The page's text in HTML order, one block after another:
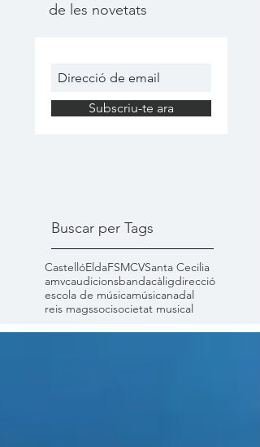
de les novetats
Subscriu-te ara
Buscar per Tags
CastellóEldaFSMCVSanta Cecilia
amvcaudicionsbandacàligdirecció
escola de músicamúsicanadal
reis magssocisocietat musical